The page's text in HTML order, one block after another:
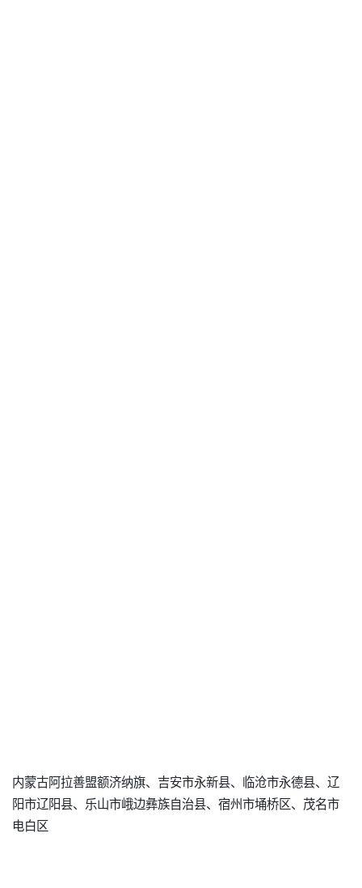
内蒙古阿拉善盟额济纳旗、吉安市永新县、临沧市永德县、辽
阳市辽阳县、乐山市峨边彝族自治县、宿州市埇桥区、茂名市
电白区